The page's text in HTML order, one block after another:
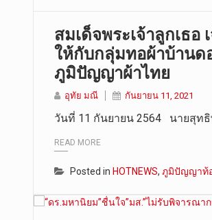
สมเด็จพระเจ้าลูกเธ
ให้กับกลุ่มทอผ้าบ้านด
ภูมิปัญญาผ้าไทย
อุทัย มณี กันยายน 11, 2021
วันที่ 11 กันยายน 2564 นายสุท
READ MORE
Posted in HOTNEWS, ภูมิปัญญาท้